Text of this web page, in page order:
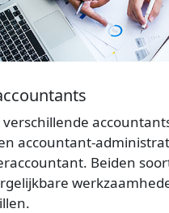
verschillende
accountant-
Beiden